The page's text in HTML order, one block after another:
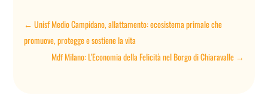
←Unisf Medio Campidano, allattamento: ecosistema primale che
promuove, protegge e sostiene la vita
Mdf Milano: L’Economia della Felicità nel Borgo di Chiaravalle→